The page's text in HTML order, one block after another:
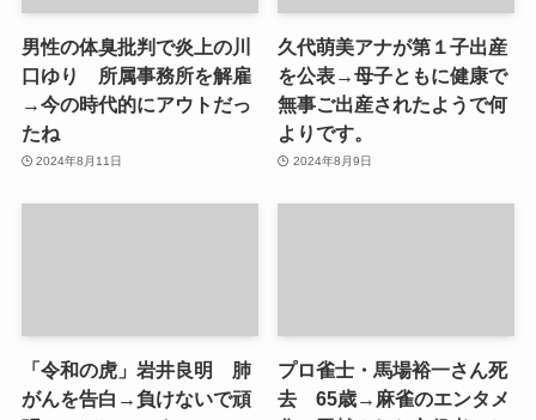
男性の体臭批判で炎上の川
口ゆり 所属事務所を解雇
→今の時代的にアウトだっ
たね
2024年8月11日
久代萌美アナが第１子出産
を公表→母子ともに健康で
無事ご出産されたようで何
よりです。
2024年8月9日
「令和の虎」岩井良明 肺
がんを告白→負けないで頑
プロ雀士・馬場裕一さん死
去 65歳→麻雀のエンタメ